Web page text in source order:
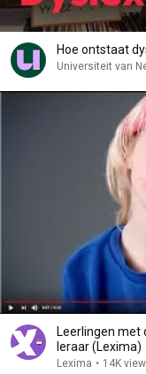
Hoe ontstaat
Universiteit van
Leerlingen met
leraar (Lexima)
Lexima • 14K